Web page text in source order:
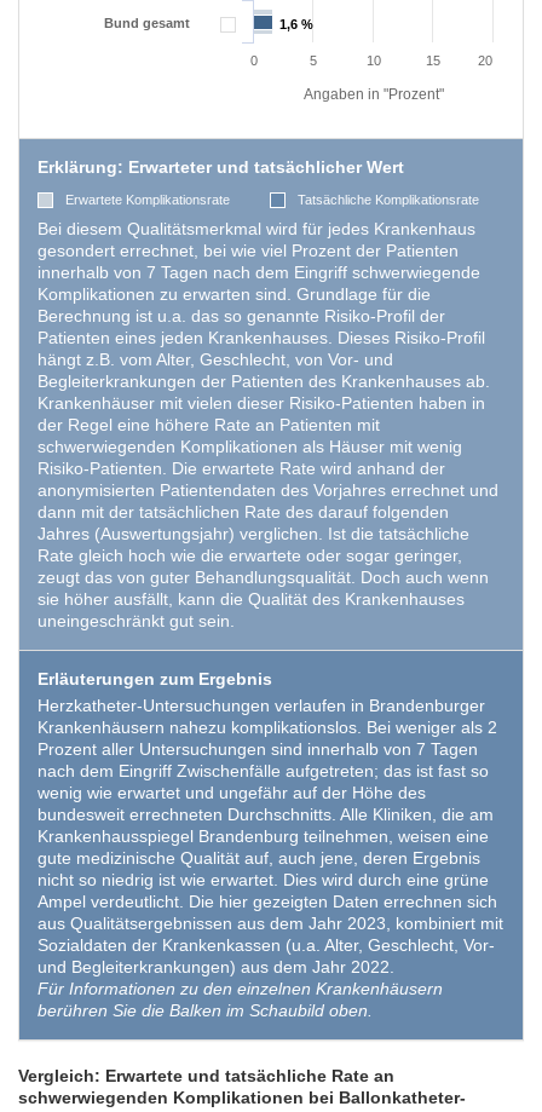
Angaben in "Prozent"
1,6 %
1,6 %
Bund gesamt
0 5 10 15 20
Erklärung: Erwarteter und tatsächlicher Wert
Erwartete Komplikationsrate Tatsächliche Komplikationsrate
Bei diesem Qualitätsmerkmal wird für jedes Krankenhaus
gesondert errechnet, bei wie viel Prozent der Patienten
innerhalb von 7 Tagen nach dem Eingriff schwerwiegende
Komplikationen zu erwarten sind. Grundlage für die
Berechnung ist u.a. das so genannte Risiko-Profil der
Patienten eines jeden Krankenhauses. Dieses Risiko-Profil
hängt z.B. vom Alter, Geschlecht, von Vor- und
Begleiterkrankungen der Patienten des Krankenhauses ab.
Krankenhäuser mit vielen dieser Risiko-Patienten haben in
der Regel eine höhere Rate an Patienten mit
schwerwiegenden Komplikationen als Häuser mit wenig
Risiko-Patienten. Die erwartete Rate wird anhand der
anonymisierten Patientendaten des Vorjahres errechnet und
dann mit der tatsächlichen Rate des darauf folgenden
Jahres (Auswertungsjahr) verglichen. Ist die tatsächliche
Rate gleich hoch wie die erwartete oder sogar geringer,
zeugt das von guter Behandlungsqualität. Doch auch wenn
sie höher ausfällt, kann die Qualität des Krankenhauses
uneingeschränkt gut sein.
Erläuterungen zum Ergebnis
Herzkatheter-Untersuchungen verlaufen in Brandenburger
Krankenhäusern nahezu komplikationslos. Bei weniger als 2
Prozent aller Untersuchungen sind innerhalb von 7 Tagen
nach dem Eingriff Zwischenfälle aufgetreten; das ist fast so
wenig wie erwartet und ungefähr auf der Höhe des
bundesweit errechneten Durchschnitts. Alle Kliniken, die am
Krankenhausspiegel Brandenburg teilnehmen, weisen eine
gute medizinische Qualität auf, auch jene, deren Ergebnis
nicht so niedrig ist wie erwartet. Dies wird durch eine grüne
Ampel verdeutlicht. Die hier gezeigten Daten errechnen sich
aus Qualitätsergebnissen aus dem Jahr 2023, kombiniert mit
Sozialdaten der Krankenkassen (u.a. Alter, Geschlecht, Vor-
und Begleiterkrankungen) aus dem Jahr 2022.
Für Informationen zu den einzelnen Krankenhäusern
berühren Sie die Balken im Schaubild oben.
Vergleich: Erwartete und tatsächliche Rate an
schwerwiegenden Komplikationen bei Ballonkatheter-